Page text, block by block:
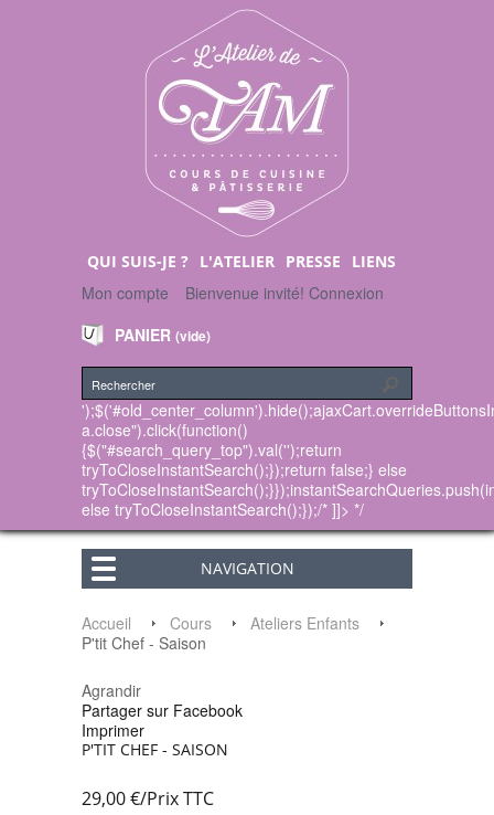
QUI SUIS-JE ? L'ATELIER PRESSE LIENS
Mon compte Bienvenue invité! Connexion
PANIER (vide)
a.close").click(function()
{$("#search_query_top").val('');return
tryToCloseInstantSearch();});return false;} else
else tryToCloseInstantSearch();});/* ]]> */
NAVIGATION
Accueil Cours
Ateliers Enfants
P'tit Chef - Saison
Agrandir
Partager sur Facebook
Imprimer
P'TIT CHEF - SAISON
29,00 €/PrixTTC